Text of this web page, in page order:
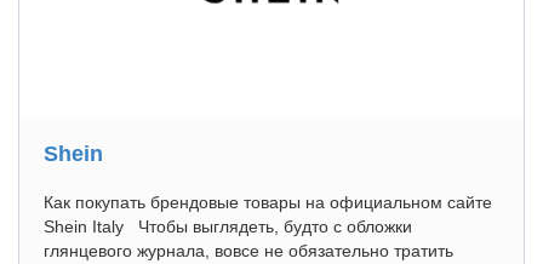
Shein
Как покупать брендовые товары на официальном сайте
Shein Italy Чтобы выглядеть, будто с обложки
глянцевого журнала, вовсе не обязательно тратить